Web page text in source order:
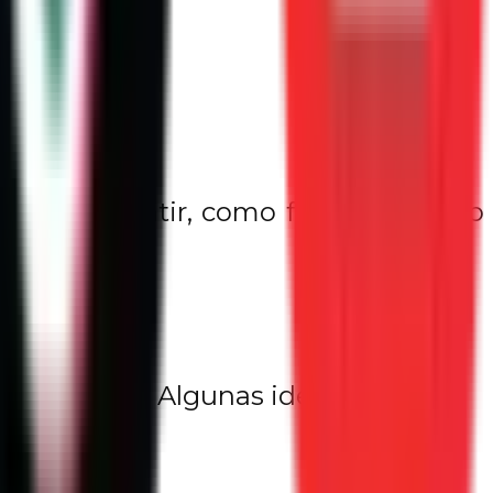
ejercicio.
sentir, como felicidad, paz o
parezca. Algunas ideas: